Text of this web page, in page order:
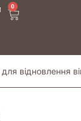
0
для відновлення